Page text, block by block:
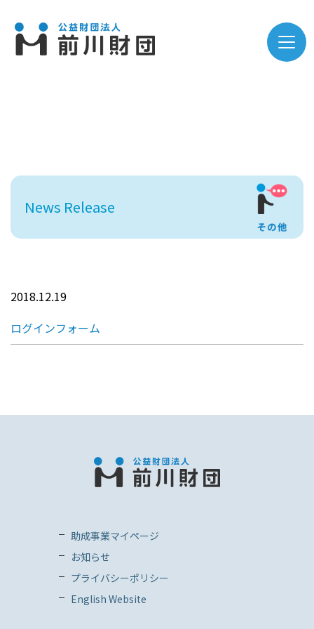
News Release
2018.12.19
ログインフォーム
助成事業マイページ
お知らせ
プライバシーポリシー
English Website